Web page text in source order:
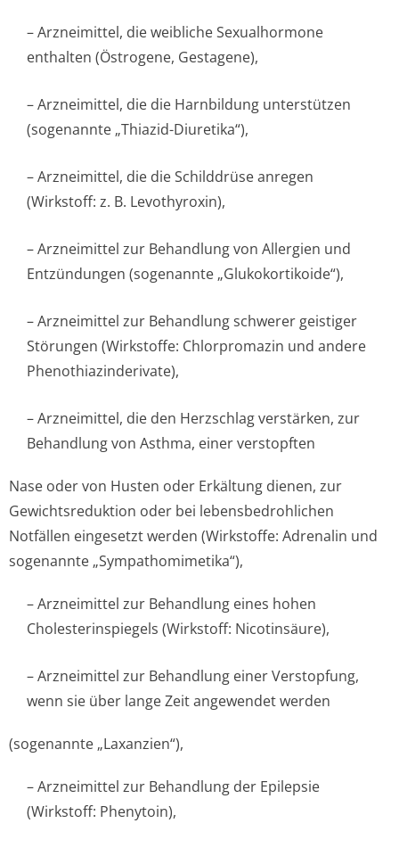
– Arzneimittel, die weibliche Sexualhormone
enthalten (Östrogene, Gestagene),
– Arzneimittel, die die Harnbildung unterstützen
(sogenannte „Thiazid-Diuretika“),
– Arzneimittel, die die Schilddrüse anregen
(Wirkstoff: z. B. Levothyroxin),
– Arzneimittel zur Behandlung von Allergien und
Entzündungen (sogenannte „Glukokortikoide“),
– Arzneimittel zur Behandlung schwerer geistiger
Störungen (Wirkstoffe: Chlorpromazin und andere
Phenothiazinde­rivate),
– Arzneimittel, die den Herzschlag verstärken, zur
Behandlung von Asthma, einer verstopften
Nase oder von Husten oder Erkältung dienen, zur
Gewichtsreduktion oder bei lebensbedrohlichen
Notfällen eingesetzt werden (Wirkstoffe: Adrenalin und
sogenannte „Sympathomime­tika“),
– Arzneimittel zur Behandlung eines hohen
Cholesterinspiegels (Wirkstoff: Nicotinsäure),
– Arzneimittel zur Behandlung einer Verstopfung,
wenn sie über lange Zeit angewendet werden
(sogenannte „Laxanzien“),
– Arzneimittel zur Behandlung der Epilepsie
(Wirkstoff: Phenytoin),